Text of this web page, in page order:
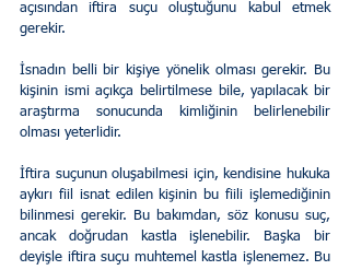
açısından iftira suçu oluştuğunu kabul etmek
gerekir.
İsnadın belli bir kişiye yönelik olması gerekir. Bu
kişinin ismi açıkça belirtilmese bile, yapılacak bir
araştırma sonucunda kimliğinin belirlenebilir
olması yeterlidir.
İftira suçunun oluşabilmesi için, kendisine hukuka
aykırı fiil isnat edilen kişinin bu fiili işlemediğinin
bilinmesi gerekir. Bu bakımdan, söz konusu suç,
ancak doğrudan kastla işlenebilir. Başka bir
deyişle iftira suçu muhtemel kastla işlenemez. Bu